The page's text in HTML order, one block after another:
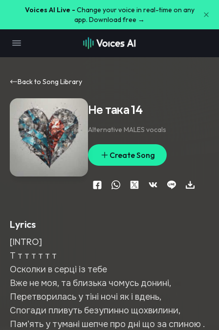
Voices AI Live - Change your voice in real-time on any
app. Download free →
Back to Song Library
Не така 14
Alternative MALES vocals
Create Song
Lyrics
[INTRO]
Т т т т т т т
Осколки в серці із тебе
Вже не моя, та близька чомусь донині,
Перетворилась у тіні ночі як і вдень,
Спогади пливуть безупинно щохвилини,
Пам'ять у тумані шепче про дні що за спиною .